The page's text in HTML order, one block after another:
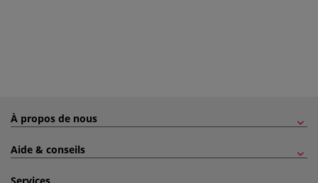
À propos de nous
Aide & conseils